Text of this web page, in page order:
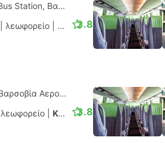
Warszawa Wloscianska Bus Station, Βαρσοβία
λεωφορείο Κανονικό
3.8
Warsaw Chopin Airport, Βαρσοβία Αεροδρόμιο
λεωφορείο Κανονικό 3.8